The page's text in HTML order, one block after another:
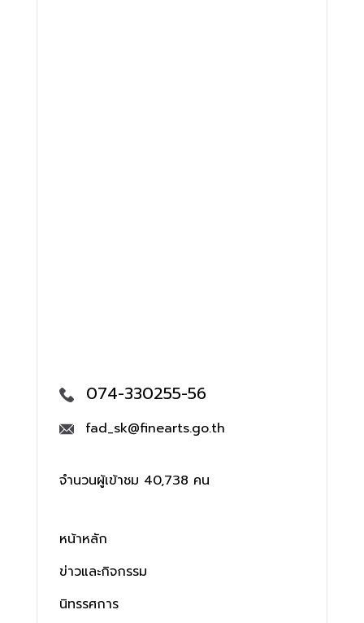
074-330255-56
fad_sk@finearts.go.th
จำนวนผู้เข้าชม 40,738 คน
หน้าหลัก
ข่าวและกิจกรรม
นิทรรศการ